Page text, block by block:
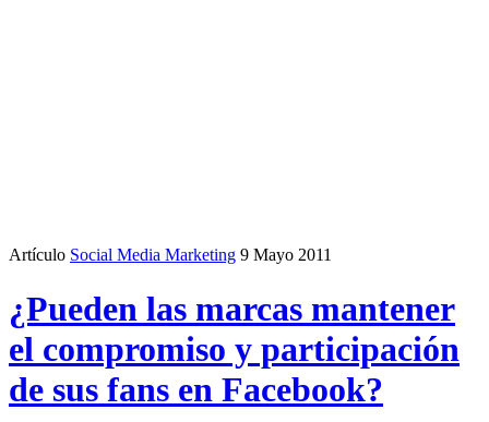
Artículo Social Media Marketing 9 Mayo 2011
¿Pueden las marcas mantener
el compromiso y participación
de sus fans en Facebook?